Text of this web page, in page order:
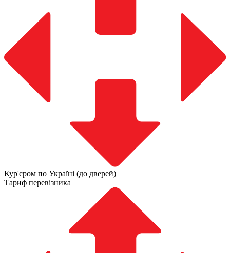
Кур'єром по Україні (до дверей)
Тариф перевізника